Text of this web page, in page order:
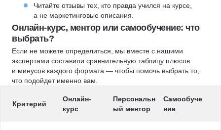
Читайте отзывы тех, кто правда учился на курсе,
а не маркетинговые описания.
Онлайн-курс, ментор или самообучение: что
выбрать?
Если не можете определиться, мы вместе с нашими
экспертами составили сравнительную таблицу плюсов
и минусов каждого формата — чтобы помочь выбрать то,
что подойдет именно вам.
Критерий
Онлайн-
курс
Персональн
ый ментор
Самообуче
ние